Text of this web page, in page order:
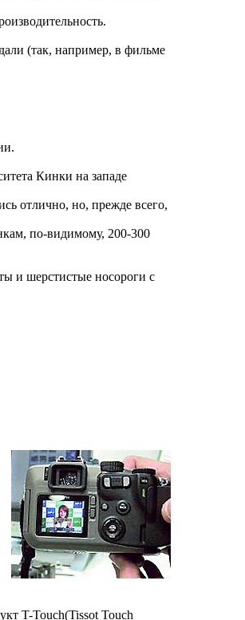
(так, например, в фильме
Кинки на западе
отлично, но, прежде всего,
по-видимому, 200-300
и шерстистые носороги с
T-Touch(Tissot Touch